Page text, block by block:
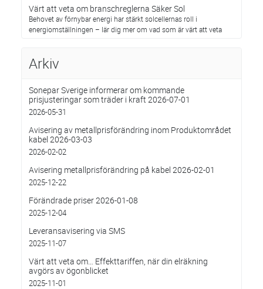
Värt att veta om branschreglerna Säker Sol
Behovet av förnybar energi har stärkt solcellernas roll i
energiomställningen – lär dig mer om vad som är värt att veta
Arkiv
Sonepar Sverige informerar om kommande
prisjusteringar som träder i kraft 2026-07-01
2026-05-31
Avisering av metallprisförändring inom Produktområdet
kabel 2026-03-03
2026-02-02
Avisering metallprisförändring på kabel 2026-02-01
2025-12-22
Förändrade priser 2026-01-08
2025-12-04
Leveransavisering via SMS
2025-11-07
Värt att veta om… Effekttariffen, när din elräkning
avgörs av ögonblicket
2025-11-01